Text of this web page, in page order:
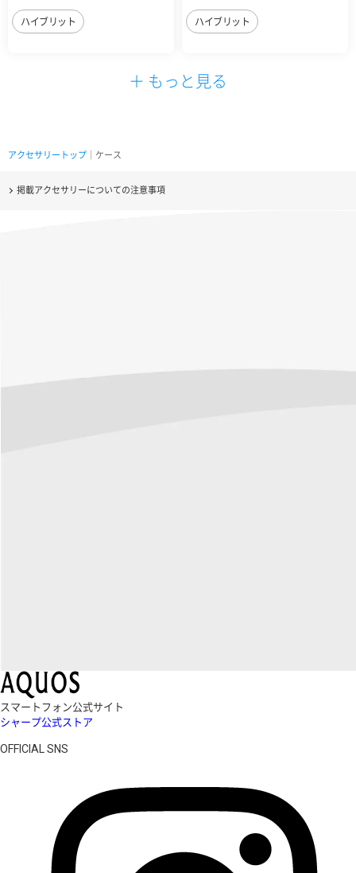
ハイブリット ハイブリット
＋ もっと見る
アクセサリートップ ｜ケース
掲載アクセサリーについての注意事項
スマートフォン公式サイト
シャープ公式ストア
OFFICIAL SNS